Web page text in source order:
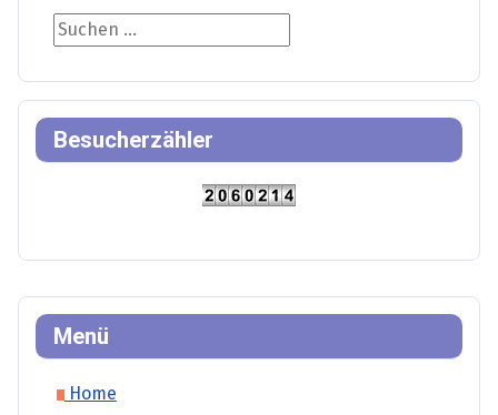
Menü
Home
Suche
Besucherzähler